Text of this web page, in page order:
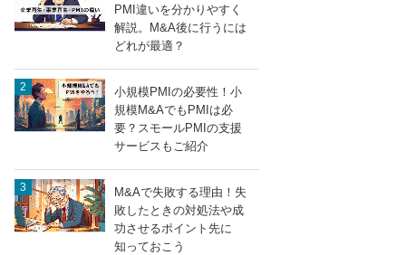
PMI違いを分かりやすく
解説。M&A後に行うには
どれが最適？
小規模PMIの必要性！小
規模M&AでもPMIは必
要？スモールPMIの支援
サービスもご紹介
M&Aで失敗する理由！失
敗したときの対処法や成
功させるポイント先に
知っておこう